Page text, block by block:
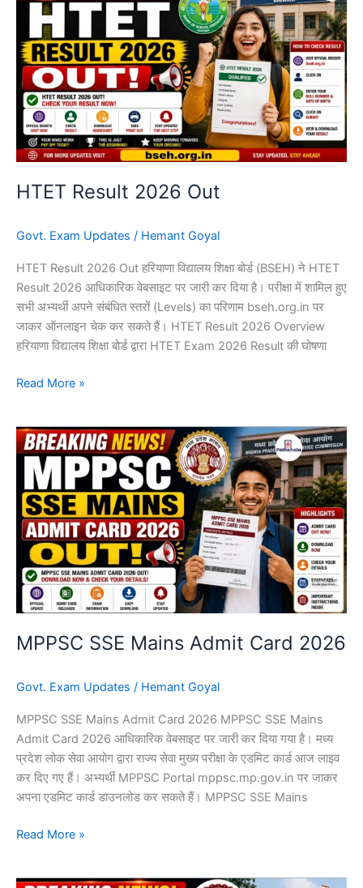
HTET Result 2026 Out
Govt. Exam Updates / Hemant Goyal
HTET Result 2026 Out हरियाणा विद्यालय शिक्षा बोर्ड (BSEH) ने HTET
Result 2026 आधिकारिक वेबसाइट पर जारी कर दिया है। परीक्षा में शामिल हुए
सभी अभ्यर्थी अपने संबंधित स्तरों (Levels) का परिणाम bseh.org.in पर
जाकर ऑनलाइन चेक कर सकते हैं। HTET Result 2026 Overview
हरियाणा विद्यालय शिक्षा बोर्ड द्वारा HTET Exam 2026 Result की घोषणा
Result
2026
Out
Read More »
MPPSC SSE Mains Admit Card 2026
Govt. Exam Updates / Hemant Goyal
MPPSC SSE Mains Admit Card 2026 MPPSC SSE Mains
Admit Card 2026 आधिकारिक वेबसाइट पर जारी कर दिया गया है। मध्य
प्रदेश लोक सेवा आयोग द्वारा राज्य सेवा मुख्य परीक्षा के एडमिट कार्ड आज लाइव
कर दिए गए हैं। अभ्यर्थी MPPSC Portal mppsc.mp.gov.in पर जाकर
अपना एडमिट कार्ड डाउनलोड कर सकते हैं। MPPSC SSE Mains
MPPSC
SSE
Mains
Admit
Card
2026
Read More »